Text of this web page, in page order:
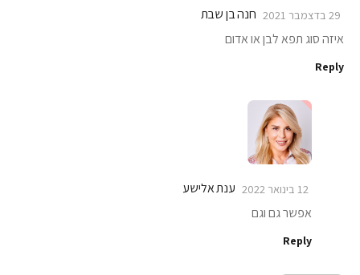
חנה בן שבת 29 בדצמבר 2021
איזה סוג תפא לבן או אדום
Reply
ענת אלישע 12 בינואר 2022
אפשר גם וגם
Reply